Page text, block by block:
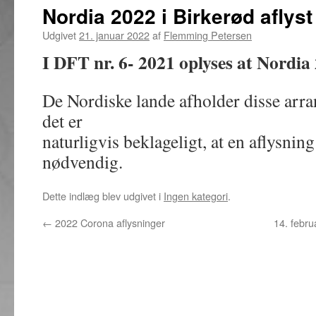
Nordia 2022 i Birkerød aflyst
Udgivet21. januar 2022af Flemming Petersen
I DFT nr. 6- 2021 oplyses at
De Nordiske lande afholder disse
det er
naturligvis beklageligt, at en
nødvendig.
Dette indlæg blev udgivet i Ingen kategori.
← 2022 Corona aflysninger 14.